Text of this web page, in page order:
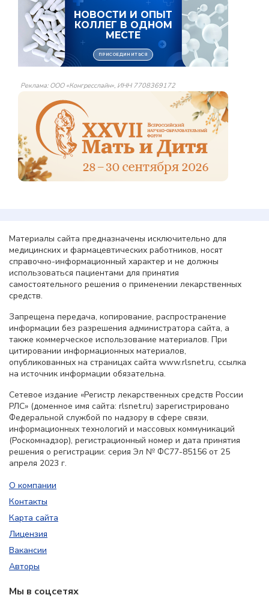
Реклама: ООО «Конгресслайн», ИНН 7708369172
Материалы сайта предназначены исключительно для
медицинских и фармацевтических работников, носят
справочно-информационный характер и не должны
использоваться пациентами для принятия
самостоятельного решения о применении лекарственных
средств.
Запрещена передача, копирование, распространение
информации без разрешения администратора сайта, а
также коммерческое использование материалов. При
цитировании информационных материалов,
опубликованных на страницах сайта www.rlsnet.ru, ссылка
на источник информации обязательна.
Сетевое издание «Регистр лекарственных средств России
РЛС» (доменное имя сайта: rlsnet.ru) зарегистрировано
Федеральной службой по надзору в сфере связи,
информационных технологий и массовых коммуникаций
(Роскомнадзор), регистрационный номер и дата принятия
решения о регистрации: серия Эл № ФС77-85156 от 25
апреля 2023 г.
О компании
Контакты
Карта сайта
Лицензия
Вакансии
Авторы
Мы в соцсетях